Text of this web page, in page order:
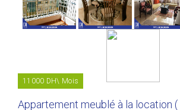
11000 DH\ Mois
Appartement meublé à la location (